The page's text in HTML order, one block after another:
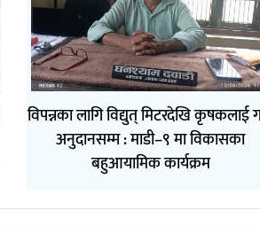
विपन्नका लागि विद्युत् मिटरदेखि कृषकलाई
अनुदानसम्म : माडी–९ मा विकासका
बहुआयामिक कार्यक्रम